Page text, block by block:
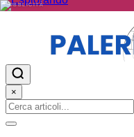
PUBBLICITÀ
×